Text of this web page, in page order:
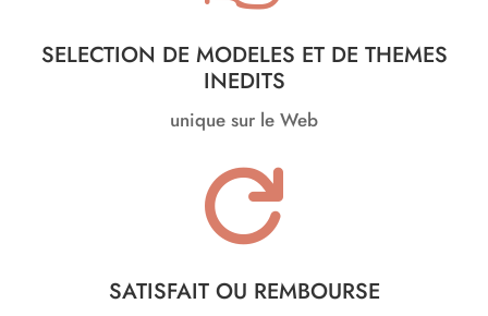
SELECTION DE MODELES ET DE THEMES
INEDITS
unique sur le Web

SATISFAIT OU REMBOURSE